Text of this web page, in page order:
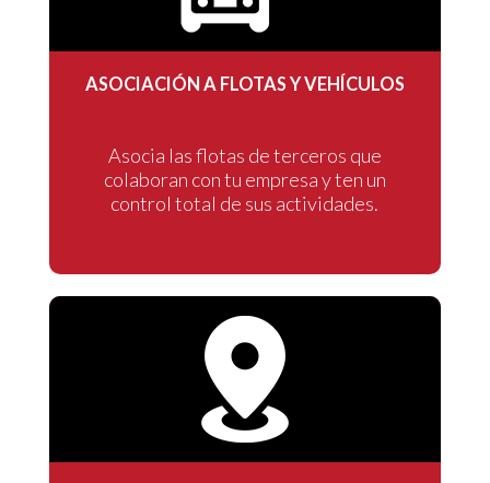
ASOCIACIÓN A FLOTAS Y VEHÍCULOS
Asocia las flotas de terceros que
colaboran con tu empresa y ten un
control total de sus actividades.